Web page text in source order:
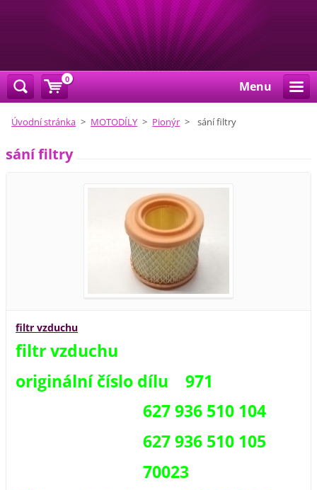
Menu
Úvodní stránka > MOTODÍLY > Pionýr > sání filtry
sání filtry
filtr vzduchu
filtr vzduchu
originální číslo dílu 971
627 936 510 104
627 936 510 105
70023
0